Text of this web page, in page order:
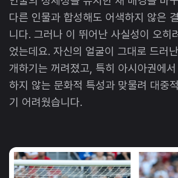
다른 인물과 합성해도 어색하지 않은
니다. 그러나 이 뛰어난 사실성이 오히
었는데요. 자신의 얼굴이 그대로 드러
개하기는 꺼려졌고, 특히 아시아권에
하지 않는 문화적 특성과 맞물려 대중
기 어려웠습니다.